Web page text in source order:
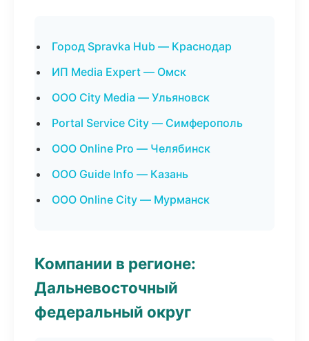
Город Spravka Hub — Краснодар
ИП Media Expert — Омск
ООО City Media — Ульяновск
Portal Service City — Симферополь
ООО Online Pro — Челябинск
ООО Guide Info — Казань
ООО Online City — Мурманск
Компании в регионе:
Дальневосточный
федеральный округ